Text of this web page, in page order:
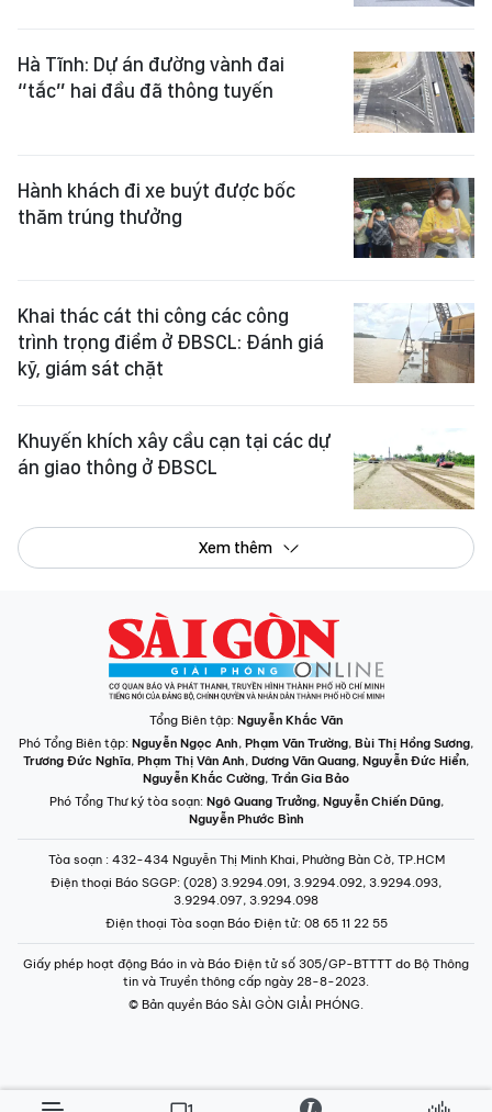
Hà Tĩnh: Dự án đường vành đai
“tắc” hai đầu đã thông tuyến
Hành khách đi xe buýt được bốc
thăm trúng thưởng
Khai thác cát thi công các công
trình trọng điểm ở ĐBSCL: Đánh giá
kỹ, giám sát chặt
Khuyến khích xây cầu cạn tại các dự
án giao thông ở ĐBSCL
Xem thêm
Tổng Biên tập: Nguyễn Khắc Văn
Phó Tổng Biên tập: Nguyễn Ngọc Anh, Phạm Văn Trường, Bùi Thị Hồng Sương,
Trương Đức Nghĩa, Phạm Thị Vân Anh, Dương Văn Quang, Nguyễn Đức Hiển,
Nguyễn Khắc Cường, Trần Gia Bảo
Phó Tổng Thư ký tòa soạn: Ngô Quang Trưởng, Nguyễn Chiến Dũng,
Nguyễn Phước Bình
Tòa soạn : 432-434 Nguyễn Thị Minh Khai, Phường Bàn Cờ, TP.HCM
Điện thoại Báo SGGP: (028) 3.9294.091, 3.9294.092, 3.9294.093,
3.9294.097, 3.9294.098
Điện thoại Tòa soạn Báo Điện tử: 08 65 11 22 55
Giấy phép hoạt động Báo in và Báo Điện tử số 305/GP-BTTTT do Bộ Thông
tin và Truyền thông cấp ngày 28-8-2023.
© Bản quyền Báo SÀI GÒN GIẢI PHÓNG.